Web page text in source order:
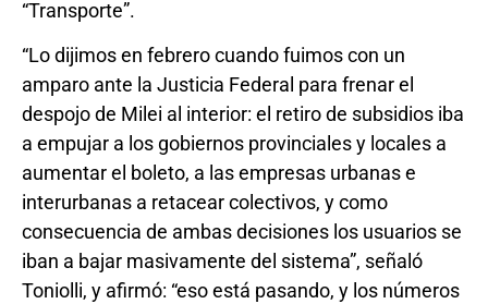
“Transporte”.
“Lo dijimos en febrero cuando fuimos con un
amparo ante la Justicia Federal para frenar el
despojo de Milei al interior: el retiro de subsidios iba
a empujar a los gobiernos provinciales y locales a
aumentar el boleto, a las empresas urbanas e
interurbanas a retacear colectivos, y como
consecuencia de ambas decisiones los usuarios se
iban a bajar masivamente del sistema”, señaló
Toniolli, y afirmó: “eso está pasando, y los números